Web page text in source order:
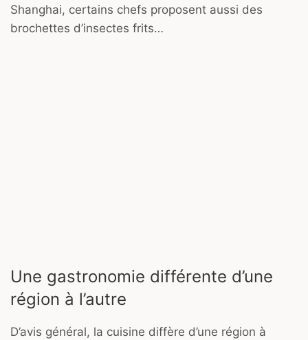
Shanghai, certains chefs proposent aussi des
brochettes d’insectes frits…
Une gastronomie différente d’une
région à l’autre
D’avis général, la cuisine diffère d’une région à